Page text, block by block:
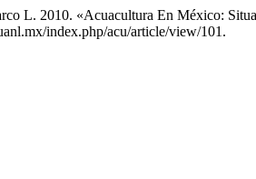
L. 2010. «Acuacultura En México:
index.php/acu/article/view/101.